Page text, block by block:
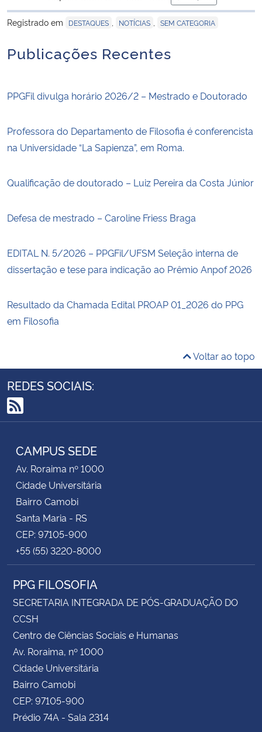
para área de
Registrado em
DESTAQUES NOTÍCIAS SEM CATEGORIA
Publicações Recentes
PPGFil divulga horário 2026/2 – Mestrado e Doutorado
Professora do Departamento de Filosofia é conferencista
na Universidade “La Sapienza”, em Roma.
Qualificação de doutorado – Luiz Pereira da Costa Júnior
Defesa de mestrado – Caroline Friess Braga
EDITAL N. 5/2026 – PPGFil/UFSM Seleção interna de
dissertação e tese para indicação ao Prêmio Anpof 2026
Resultado da Chamada Edital PROAP 01_2026 do PPG
em Filosofia
Voltar ao topo
REDES SOCIAIS:
RSS
CAMPUS SEDE
Av. Roraima nº 1000
Cidade Universitária
Bairro Camobi
Santa Maria - RS
CEP: 97105-900
+55 (55) 3220-8000
PPG FILOSOFIA
SECRETARIA INTEGRADA DE PÓS-GRADUAÇÃO DO
CCSH
Centro de Ciências Sociais e Humanas
Av. Roraima, nº 1000
Cidade Universitária
Bairro Camobi
CEP: 97105-900
Prédio 74A - Sala 2314